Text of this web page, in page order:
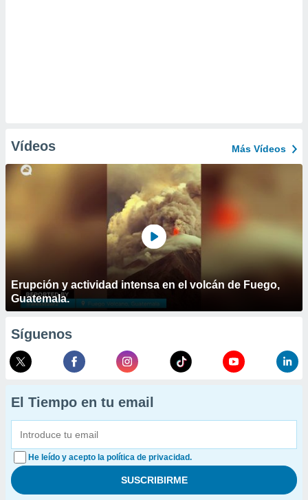
Vídeos Más Vídeos
Erupción y actividad intensa en el volcán de Fuego,
Guatemala.
Síguenos
El Tiempo en tu email
He leído y acepto la política de privacidad.